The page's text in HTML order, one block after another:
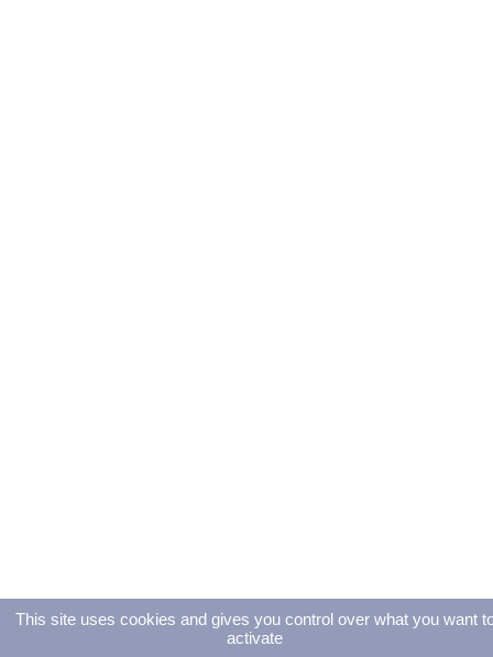
This site uses cookies and gives you control over what you want
activate